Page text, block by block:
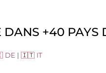
+40 PAYS
DE | 🇮🇹 IT